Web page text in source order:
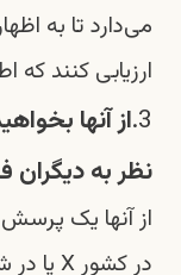
می‌دارد تا به
ارزیابی کنند که
3. از آنها
نظر به دیگران
از آنها یک